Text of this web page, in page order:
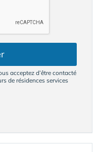
acceptez d’être contacté
de résidences services